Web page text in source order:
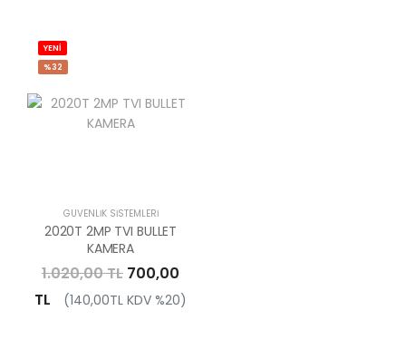
YENİ
%32
GÜVENLIK SISTEMLERI
2020T 2MP TVI BULLET
KAMERA
1.020,00 TL 700,00
TL
(140,00TL KDV %20)